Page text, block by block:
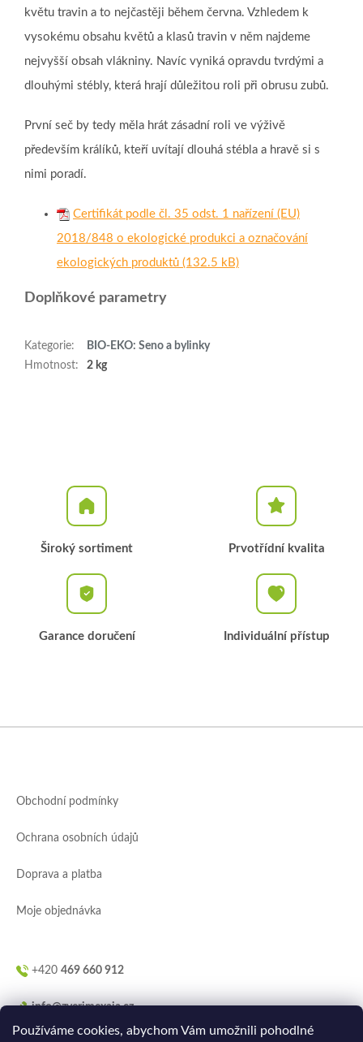
Používáme cookies, abychom Vám umožnili pohodlné
květu travin a to nejčastěji během června. Vzhledem k
vysokému obsahu květů a klasů travin v něm najdeme
nejvyšší obsah vlákniny. Navíc vyniká opravdu tvrdými a
dlouhými stébly, která hrají důležitou roli při obrusu zubů.
První seč by tedy měla hrát zásadní roli ve výživě
především králíků, kteří uvítají dlouhá stébla a hravě si s
nimi poradí.
Certifikát podle čl. 35 odst. 1 nařízení (EU)
2018/848 o ekologické produkci a označování
ekologických produktů (132.5 kB)
Doplňkové parametry
Kategorie:
BIO-EKO: Seno a bylinky
Hmotnost: 2 kg
Široký sortiment Prvotřídní kvalita
Garance doručení Individuální přístup
Obchodní podmínky
Ochrana osobních údajů
Doprava a platba
Moje objednávka
+420 469 660 912
info@zverimexaja.cz